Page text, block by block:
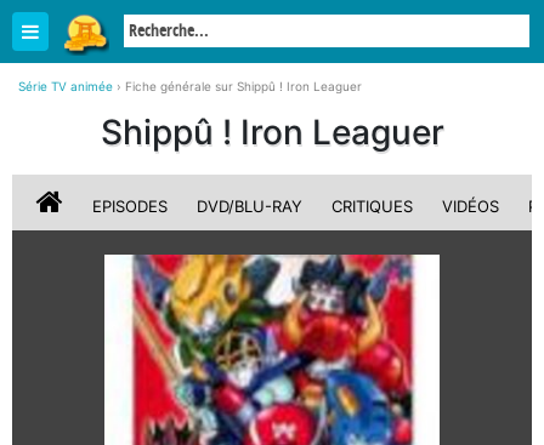
Série TV animée › Fiche générale sur Shippû ! Iron Leaguer
Shippû ! Iron Leaguer
EPISODES DVD/BLU-RAY CRITIQUES VIDÉOS